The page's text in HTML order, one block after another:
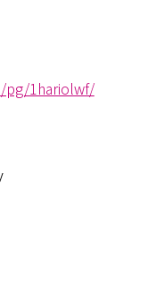
pg/1hariolwf/